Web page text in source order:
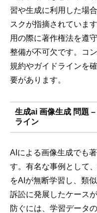
習や生成に利用した場
スクが指摘されていま
用の際に著作権法を遵
整備が不可欠です。コ
規約やガイドラインを
要があります。
生成ai 画像生成 問題
ライン
AIによる画像生成でも
す。有名な事例として
をAIが無断学習し、類
訴訟に発展したケース
防ぐには、学習データ